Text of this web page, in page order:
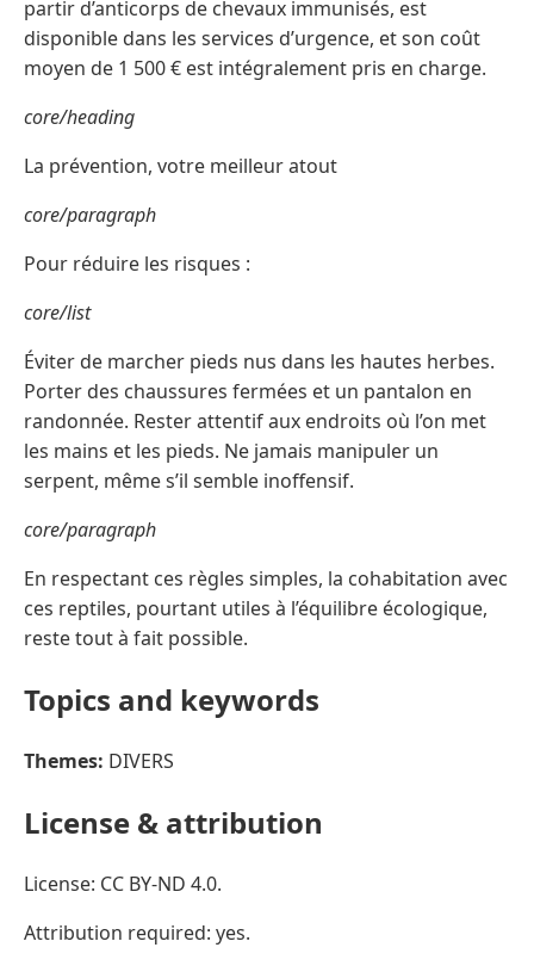
partir d’anticorps de chevaux immunisés, est
disponible dans les services d’urgence, et son coût
moyen de 1 500 € est intégralement pris en charge.
core/heading
La prévention, votre meilleur atout
core/paragraph
Pour réduire les risques :
core/list
Éviter de marcher pieds nus dans les hautes herbes.
Porter des chaussures fermées et un pantalon en
randonnée. Rester attentif aux endroits où l’on met
les mains et les pieds. Ne jamais manipuler un
serpent, même s’il semble inoffensif.
core/paragraph
En respectant ces règles simples, la cohabitation avec
ces reptiles, pourtant utiles à l’équilibre écologique,
reste tout à fait possible.
Topics and keywords
Themes: DIVERS
License & attribution
License: CC BY-ND 4.0.
Attribution required: yes.